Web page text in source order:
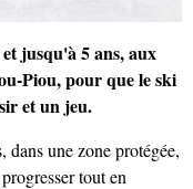
jusqu'à 5 ans, aux
Piou, pour que le ski
et un jeu.
une zone protégée,
tout en